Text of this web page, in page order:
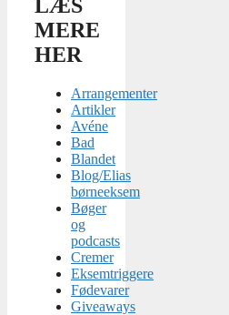
LÆS
MERE
HER
Arrangementer
Artikler
Avéne
Bad
Blandet
Blog/Elias
børneeksem
Bøger
og
podcasts
Cremer
Eksemtriggere
Fødevarer
Giveaways